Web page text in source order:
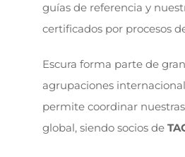
guías de referencia y
certificados por procesos
Escura forma parte de
agrupaciones
permite coordinar
global, siendo socios de